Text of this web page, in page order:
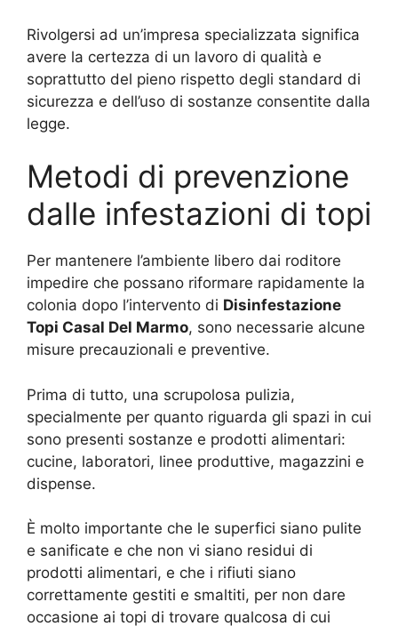
Rivolgersi ad un’impresa specializzata significa
avere la certezza di un lavoro di qualità e
soprattutto del pieno rispetto degli standard di
sicurezza e dell’uso di sostanze consentite dalla
legge.
Metodi di prevenzione
dalle infestazioni di topi
Per mantenere l’ambiente libero dai roditore
impedire che possano riformare rapidamente la
colonia dopo l’intervento di Disinfestazione
Topi Casal Del Marmo, sono necessarie alcune
misure precauzionali e preventive.
Prima di tutto, una scrupolosa pulizia,
specialmente per quanto riguarda gli spazi in cui
sono presenti sostanze e prodotti alimentari:
cucine, laboratori, linee produttive, magazzini e
dispense.
È molto importante che le superfici siano pulite
e sanificate e che non vi siano residui di
prodotti alimentari, e che i rifiuti siano
correttamente gestiti e smaltiti, per non dare
occasione ai topi di trovare qualcosa di cui